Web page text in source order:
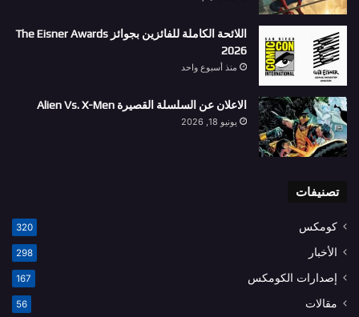
اللائحة الكاملة للفائزين بجوائز The Eisner Awards
2026
منذ أسبوع واحد
الاعلان عن السلسلة القصيرة Alien Vs. X-Men
يونيو 18, 2026
تصنيفات
كومكس 320
الأخبار 298
إصدارات الكومكس 167
مقالات 56